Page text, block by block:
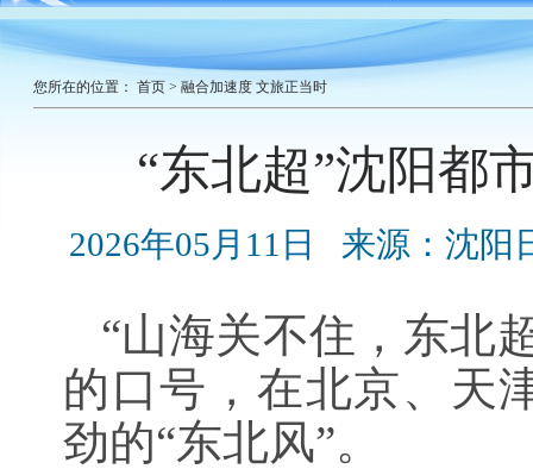
您所在的位置： 首页 > 融合加速度 文旅正当时
“东北超”沈阳都
2026年05月11日 来源：沈阳
“山海关不住，东北
的口号，在北京、天
劲的“东北风”。